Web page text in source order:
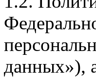
данных»),